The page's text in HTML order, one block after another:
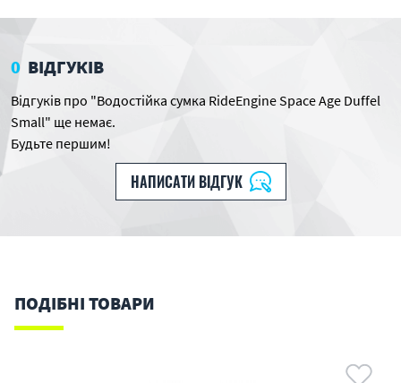
0 ВІДГУКІВ
Відгуків про "Водостійка сумка RideEngine Space Age Duffel
Small" ще немає.
Будьте першим!
НАПИСАТИ ВІДГУК
ПОДІБНІ ТОВАРИ